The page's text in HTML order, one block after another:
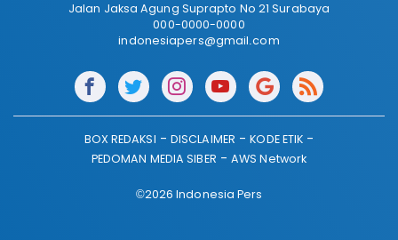
Jalan Jaksa Agung Suprapto No 21 Surabaya
000-0000-0000
indonesiapers@gmail.com
BOX REDAKSI DISCLAIMER
KODE ETIK
PEDOMAN MEDIA SIBER
AWS Network
©2026 Indonesia Pers